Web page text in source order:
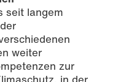
seit langem
weiter
zur